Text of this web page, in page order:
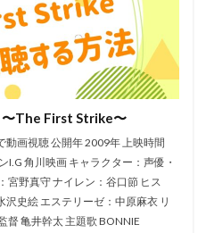
福田転球
福田麻由子
秋奈
秋谷智子
稲葉実
種﨑敦美
稲垣拓哉
稲垣雅之
稲川淳二
稲葉大樹
竹内都子
納谷悟郎
米たにヨシトモ
米澤円
屋西神戸店
粟野志門
〜The First Strike〜
画視聴 公開年 2009年 上映時間
角川映画 キャラクター：声優・
宮野真守 ナイレン：谷口節 ヒス
史絵 エステリーゼ：中原麻衣 リ
督 亀井幹太 主題歌 BONNIE